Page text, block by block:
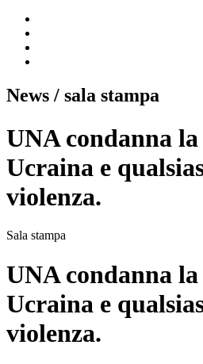
News / sala stampa
UNA condanna
Ucraina e
violenza.
Sala stampa
UNA condanna
Ucraina e
violenza.